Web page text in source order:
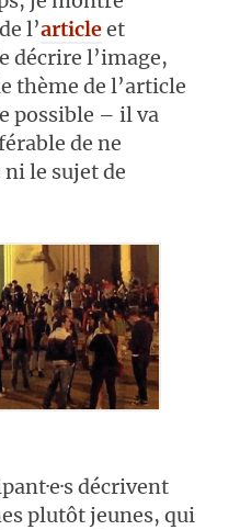
l’articleet
décrire l’image,
thème de l’article
possible – il va
de ne
le sujet de
décrivent
plutôt jeunes, qui